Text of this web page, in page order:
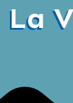
La